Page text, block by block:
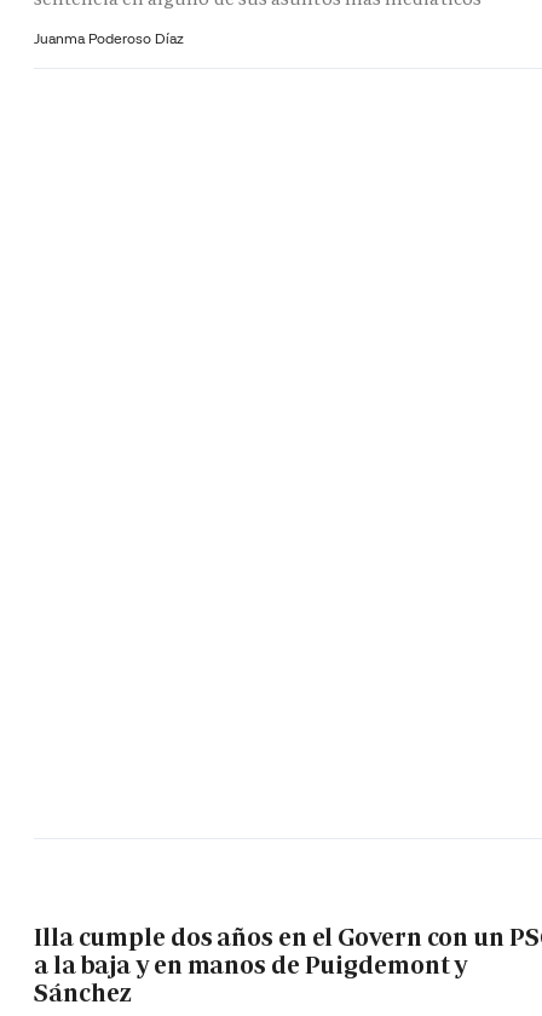
Juanma Poderoso Díaz
Illa cumple dos años en el Govern con un
a la baja y en manos de Puigdemont y
Sánchez